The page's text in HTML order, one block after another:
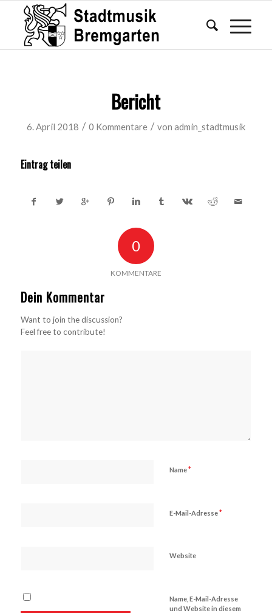
Bericht
6. April 2018 / 0 Kommentare / von admin_stadtmusik
Eintrag teilen
0
KOMMENTARE
Dein Kommentar
Want to join the discussion?
Feel free to contribute!
Name*
E-Mail-Adresse*
Website
Name, E-Mail-Adresse
und Website in diesem